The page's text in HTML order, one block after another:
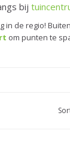
bij
in de regio!
om punten te